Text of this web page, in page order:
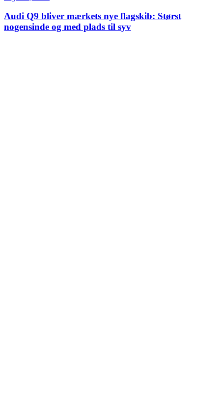
Audi Q9 bliver mærkets nye flagskib: Størst
nogensinde og med plads til syv